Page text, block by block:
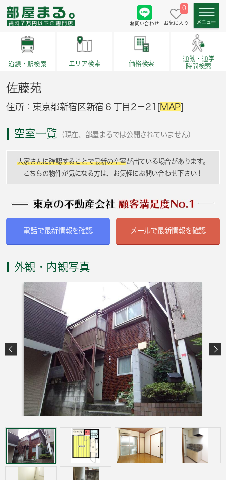
お問い合わせ
0
お気に入り
沿線・駅検索 エリア検索 価格検索
通勤・通学
時間検索
佐藤苑
住所：東京都新宿区新宿６丁目2－21[MAP]
空室一覧 （現在、部屋まるでは公開されていません）
大家さんに確認することで最新の空室が出ている場合があります。
こちらの物件が気になる方は、お気軽にお問い合わせ下さい！
電話で最新情報を確認 メールで最新情報を確認
外観・内観写真